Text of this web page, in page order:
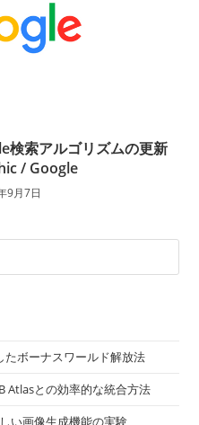
検索アルゴリズムの更新
/ Google
9月7日
ボーナスワールド解放法
Atlasとの効率的な統合方法
い画像生成機能の実験